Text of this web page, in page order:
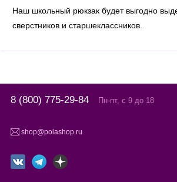
Наш школьный рюкзак будет выгодно
сверстников и старшеклассников.
8 (800) 775-29-84 Пн-пт, с 9 до 18
shop@polashop.ru